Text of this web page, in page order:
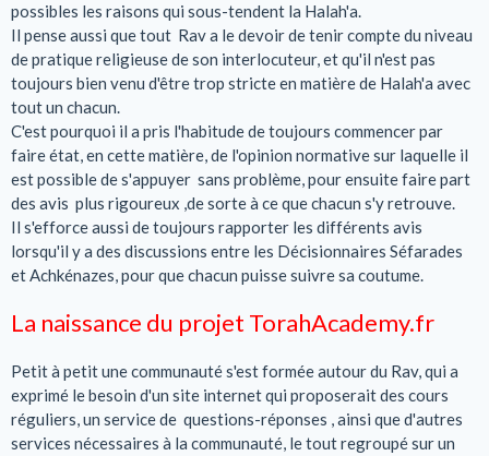
possibles les raisons qui sous-tendent la Halah'a.
Il pense aussi que tout Rav a le devoir de tenir compte du niveau
de pratique religieuse de son interlocuteur, et qu'il n'est pas
toujours bien venu d'être trop stricte en matière de Halah'a avec
tout un chacun.
C'est pourquoi il a pris l'habitude de toujours commencer par
faire état, en cette matière, de l'opinion normative sur laquelle il
est possible de s'appuyer sans problème, pour ensuite faire part
des avis plus rigoureux ,de sorte à ce que chacun s'y retrouve.
Il s'efforce aussi de toujours rapporter les différents avis
lorsqu'il y a des discussions entre les Décisionnaires Séfarades
et Achkénazes, pour que chacun puisse suivre sa coutume.
La naissance du projet TorahAcademy.fr
Petit à petit une communauté s'est formée autour du Rav, qui a
exprimé le besoin d'un site internet qui proposerait des cours
réguliers, un service de questions-réponses , ainsi que d'autres
services nécessaires à la communauté, le tout regroupé sur un